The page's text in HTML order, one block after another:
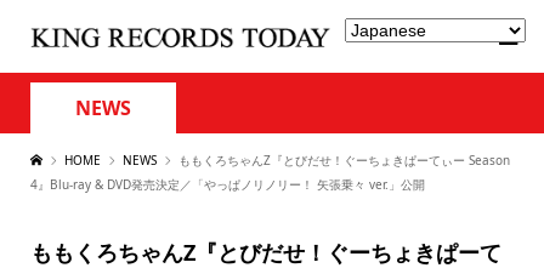
NEWS
HOME NEWS
ももくろちゃんZ『とびだせ！ぐーちょきぱーてぃー Season
4』Blu-ray & DVD発売決定／「やっぱノリノリー！ 矢張乗々 ver.」公開
ももくろちゃんZ『とびだせ！ぐーちょきぱーて